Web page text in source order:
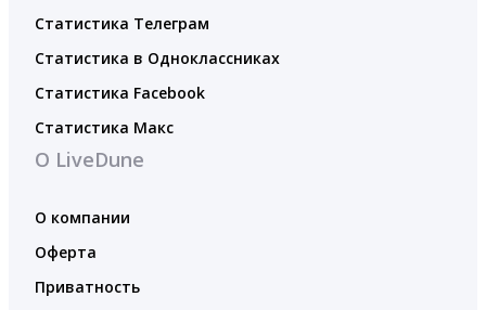
Статистика Телеграм
Статистика в Одноклассниках
Статистика Facebook
Статистика Макс
О LiveDune
О компании
Оферта
Приватность